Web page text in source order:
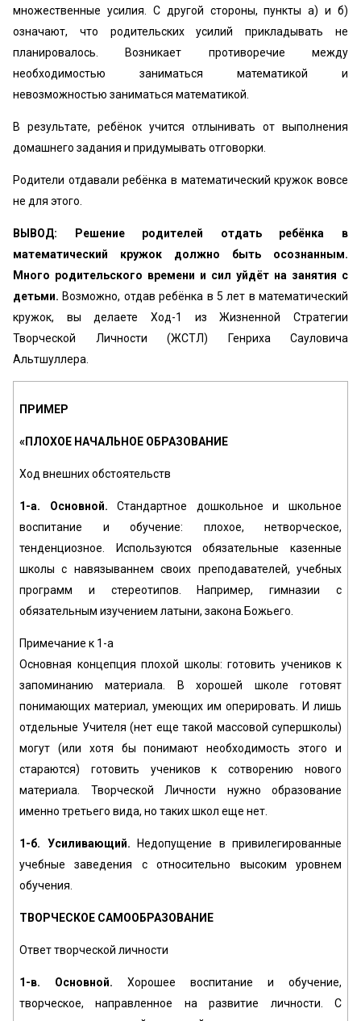
множественные усилия. С другой стороны, пункты а) и б)
означают, что родительских усилий прикладывать не
планировалось. Возникает противоречие между
необходимостью заниматься математикой и
невозможностью заниматься математикой.
В результате, ребёнок учится отлынивать от выполнения
домашнего задания и придумывать отговорки.
Родители отдавали ребёнка в математический кружок вовсе
не для этого.
ВЫВОД: Решение родителей отдать ребёнка в
математический кружок должно быть осознанным.
Много родительского времени и сил уйдёт на занятия с
детьми. Возможно, отдав ребёнка в 5 лет в математический
кружок, вы делаете Ход-1 из Жизненной Стратегии
Творческой Личности (ЖСТЛ) Генриха Сауловича
Альтшуллера.
ПРИМЕР
«ПЛОХОЕ НАЧАЛЬНОЕ ОБРАЗОВАНИЕ
Ход внешних обстоятельств
1-а. Основной. Стандартное дошкольное и школьное
воспитание и обучение: плохое, нетворческое,
тенденциозное. Используются обязательные казенные
школы с навязываннем своих преподавателей, учебных
программ и стереотипов. Например, гимназии с
обязательным изучением латыни, закона Божьего.
Примечание к 1-а
Основная концепция плохой школы: готовить учеников к
запоминанию материала. В хорошей школе готовят
понимающих материал, умеющих им оперировать. И лишь
отдельные Учителя (нет еще такой массовой супершколы)
могут (или хотя бы понимают необходимость этого и
стараются) готовить учеников к сотворению нового
материала. Творческой Личности нужно образование
именно третьего вида, но таких школ еще нет.
1-б. Усиливающий. Недопущение в привилегированные
учебные заведения с относительно высоким уровнем
обучения.
ТВОРЧЕСКОЕ САМООБРАЗОВАНИЕ
Ответ творческой личности
1-в. Основной. Хорошее воспитание и обучение,
творческое, направленное на развитие личности. С